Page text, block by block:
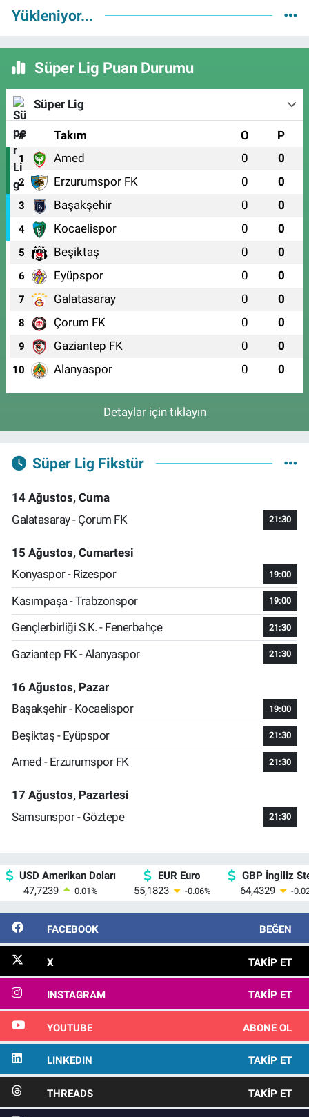
Yükleniyor...
Süper Lig Puan Durumu
Süper Lig
# Takım O P
1 Amed 0 0
2 Erzurumspor FK 0 0
3 Başakşehir 0 0
4 Kocaelispor 0 0
5 Beşiktaş 0 0
6 Eyüpspor 0 0
7 Galatasaray 0 0
8 Çorum FK 0 0
9 Gaziantep FK 0 0
10 Alanyaspor 0 0
Detaylar için tıklayın
Süper Lig Fikstür
14 Ağustos, Cuma
Galatasaray - Çorum FK
21:30
15 Ağustos, Cumartesi
Konyaspor - Rizespor
19:00
Kasımpaşa - Trabzonspor 19:00
Gençlerbirliği S.K. - Fenerbahçe 21:30
Gaziantep FK - Alanyaspor 21:30
16 Ağustos, Pazar
Başakşehir - Kocaelispor
19:00
Beşiktaş - Eyüpspor 21:30
Amed - Erzurumspor FK 21:30
17 Ağustos, Pazartesi
Samsunspor - Göztepe
21:30
USD Amerikan Doları
47,7239
0.01%
EUR Euro
55,1823
-0.06%
GBP İngiliz
64,4329
-
FACEBOOK BEĞEN
X TAKIP ET
INSTAGRAM TAKIP ET
YOUTUBE ABONE OL
LINKEDIN TAKIP ET
THREADS TAKIP ET